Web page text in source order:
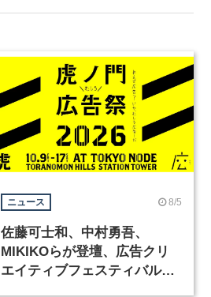
ニュース 8/5
佐藤可士和、中村勇吾、
MIKIKOらが登壇、広告クリ
エイティブフェスティバル